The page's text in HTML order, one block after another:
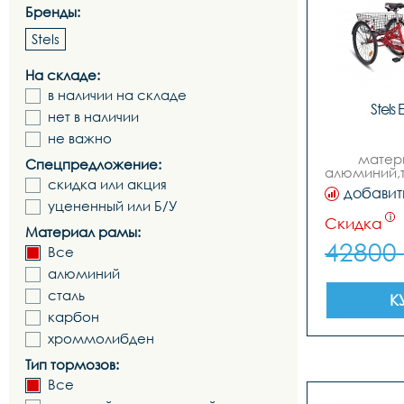
Бренды:
Stels
На складе:
в наличии на складе
нет в наличии
не важно
Спецпредложение:
скидка или акция
уцененный или Б/У
Материал рамы:
Все
алюминий
сталь
карбон
хроммолибден
Тип тормозов:
Все
Stels
br-
колес:
рамы
жесткая,
Скидка i